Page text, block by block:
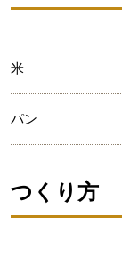
米
パン
つくり方